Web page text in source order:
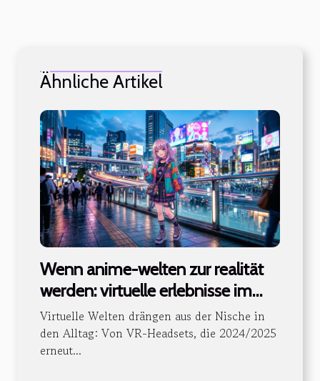
Ähnliche Artikel
Wenn anime-welten zur realität
werden: virtuelle erlebnisse im
blick
Virtuelle Welten drängen aus der Nische in
den Alltag: Von VR-Headsets, die 2024/2025
erneut...